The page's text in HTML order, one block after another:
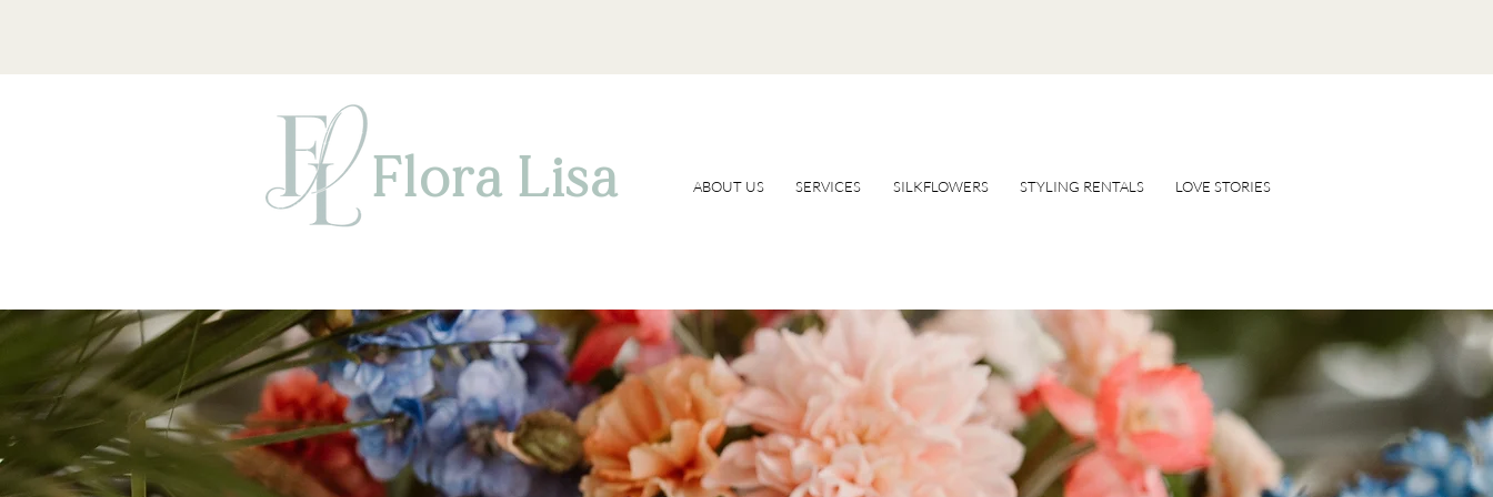
ABOUT US SERVICES SILKFLOWERS STYLING RENTALS LOVE STORIES
Flora Lisa